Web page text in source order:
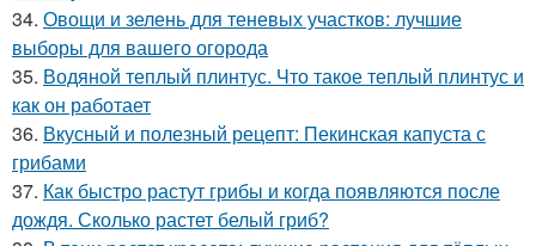
34. Овощи и зелень для теневых участков: лучшие
выборы для вашего огорода
35. Водяной теплый плинтус. Что такое теплый плинтус и
как он работает
36. Вкусный и полезный рецепт: Пекинская капуста с
грибами
37. Как быстро растут грибы и когда появляются после
дождя. Сколько растет белый гриб?